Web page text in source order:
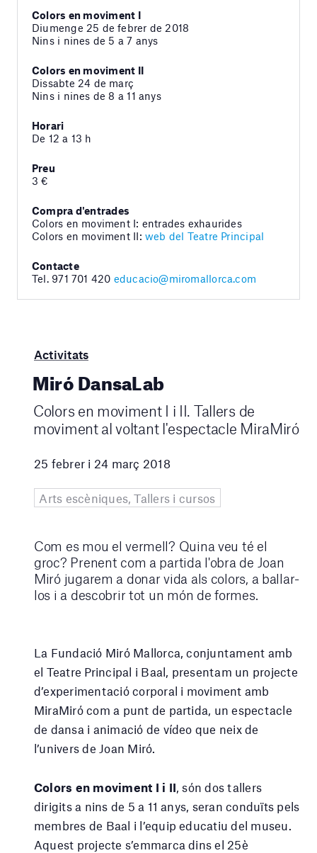
Colors en moviment I
Diumenge 25 de febrer de 2018
Nins i nines de 5 a 7 anys
Colors en moviment II
Dissabte 24 de març
Nins i nines de 8 a 11 anys
Horari
De 12 a 13 h
Preu
3 €
Compra d'entrades
Colors en moviment I: entrades exhaurides
Colors en moviment II: web del Teatre Principal
Contacte
Tel. 971 701 420 educacio@miromallorca.com
Activitats
Miró DansaLab
Colors en moviment I i II. Tallers de
moviment al voltant l'espectacle MiraMiró
25 febrer i 24 març 2018
Arts escèniques, Tallers i cursos
Com es mou el vermell? Quina veu té el
groc? Prenent com a partida l'obra de Joan
Miró jugarem a donar vida als colors, a ballar-
los i a descobrir tot un món de formes.
La Fundació Miró Mallorca, conjuntament amb
el Teatre Principal i Baal, presentam un projecte
d’experimentació corporal i moviment amb
MiraMiró com a punt de partida, un espectacle
de dansa i animació de vídeo que neix de
l’univers de Joan Miró.
Colors en moviment I i II, són dos tallers
dirigits a nins de 5 a 11 anys, seran conduïts pels
membres de Baal i l’equip educatiu del museu.
Aquest projecte s’emmarca dins el 25è